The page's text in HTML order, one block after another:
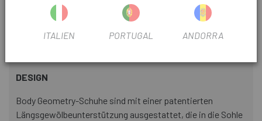
Einklemmen und Zusammendrücken von Nerven und
Perfekte Passform für maximale Leistung, Schluss mit
DESIGN
Body Geometry-Schuhe sind mit einer patentierten
Längsgewölbeunterstützung ausgestattet, die in die Sohle
ITALIEN PORTUGAL ANDORRA